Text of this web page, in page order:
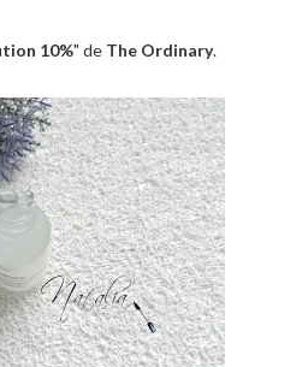
10%" de The Ordinary.